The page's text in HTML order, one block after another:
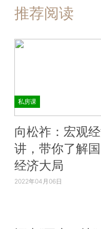
推荐阅读
私房课
向松祚：宏观
讲，带你了解
经济大局
2022年04月06日